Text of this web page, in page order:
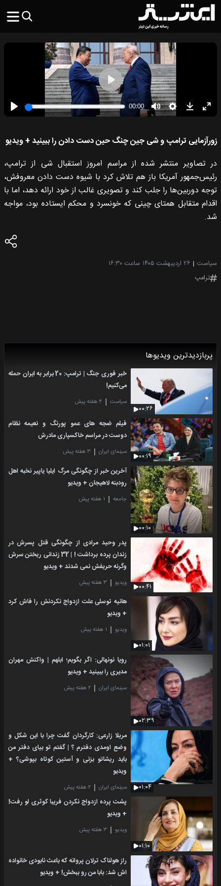
زورآزمایی ترامپ و شی جین چنگ حین دست دادن را ببینید + ویدیو
در تصاویر منتشر شده از مراسم امروز استقبال شی از ترامپ،
رئیس‌جمهور آمریکا باز هم تلاش کرد با شیوه دست دادن معروفش،
توجه دوربین‌ها را جلب کند و تصویری غالب از خود ارائه دهد، اما با
اقدام متقابل همتای چینی که خونسرد و محکم ایستاده بود، مواجه
شد.
سیاست ۲۶ اردیبهشت ۱۴۰۵
ساعت ۱۶:۳۰
ترامپ
پربازدیدترین ویدیوها
۰۰:۲۶
خبر فوری جنگ | ترامپ: 20 برابر به ایران حمله
می‌کنیم!
سیاست ۴ هفته پیش
۰۰:۱۹
فیلم ضجه های عمو پورنگ و نعیمه نظام
دوست در مراسم خاکسپاری مادرش
سینمای ایران ۳ هفته پیش
۰۰:۱۰
آخرین خبر از چگونگی مرگ ایلیا یاپیر نخبه اهل
رودبنه لاهیجان + ویدیو
جامعه ۱ هفته پیش
۰۰:۴۱
پدر وحید مرادی از چگونگی قتل پسرش در
زندان پرده برداشت ! | 32 زندانی ریختن سرش
وگرنه حریفش نمی شدند + ویدیو
ویدیو ۳ هفته پیش
۰۱:۰۱
هانیه توسلی علت ازدواج نکردنش را فاش کرد
+ ویدیو
ویدیو ۱ هفته پیش
۰۲:۳۹
رویا نونهالی: اگر بگویم؛ ابلهم | واکنش مهران
مدیری را ببینید + ویدیو
سینمای ایران ۲ هفته پیش
۰۱:۰۴
مریلا زارعی: کارگردان گفت چرا با این شکل و
وضع اومدی دفترم ؟ | گفتم تو بیای دفتر من
باید ریشاتو بزنی و آستین کوتاه بپوشی؟ +
ویدیو
سینمای ایران ۲ هفته پیش
۰۱:۱۰
پشت پرده ازدواج نکردن فریبا کوثری لو رفت!
+ ویدیو
ویدیو ۳ هفته پیش
راز هولناک ترلان پروانه که باعث نابودی خانواده
اش شد: بابا من رو ببخش! + ویدیو